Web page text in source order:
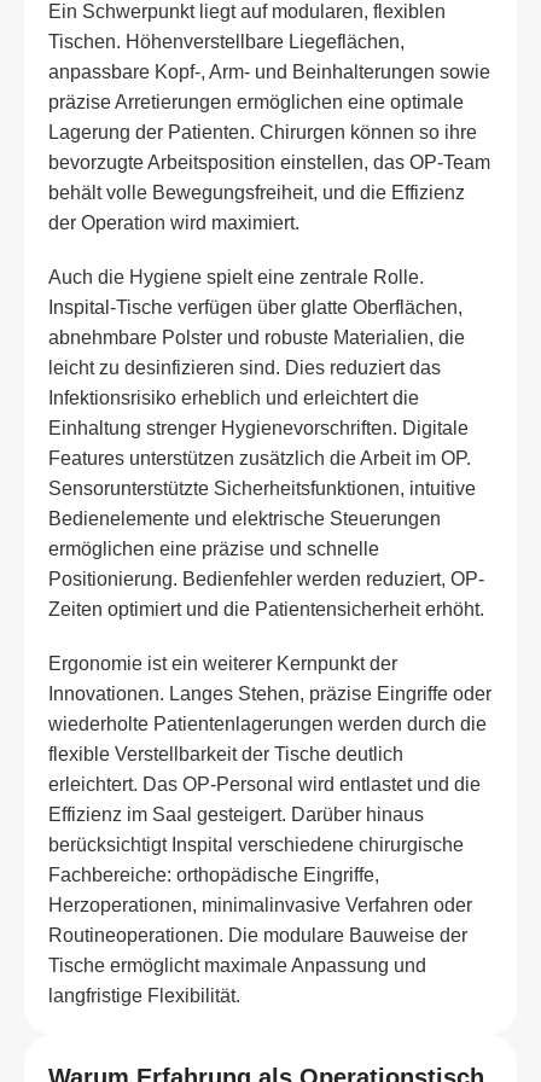
Ein Schwerpunkt liegt auf modularen, flexiblen
Tischen. Höhenverstellbare Liegeflächen,
anpassbare Kopf-, Arm- und Beinhalterungen sowie
präzise Arretierungen ermöglichen eine optimale
Lagerung der Patienten. Chirurgen können so ihre
bevorzugte Arbeitsposition einstellen, das OP-Team
behält volle Bewegungsfreiheit, und die Effizienz
der Operation wird maximiert.
Auch die Hygiene spielt eine zentrale Rolle.
Inspital-Tische verfügen über glatte Oberflächen,
abnehmbare Polster und robuste Materialien, die
leicht zu desinfizieren sind. Dies reduziert das
Infektionsrisiko erheblich und erleichtert die
Einhaltung strenger Hygienevorschriften. Digitale
Features unterstützen zusätzlich die Arbeit im OP.
Sensorunterstützte Sicherheitsfunktionen, intuitive
Bedienelemente und elektrische Steuerungen
ermöglichen eine präzise und schnelle
Positionierung. Bedienfehler werden reduziert, OP-
Zeiten optimiert und die Patientensicherheit erhöht.
Ergonomie ist ein weiterer Kernpunkt der
Innovationen. Langes Stehen, präzise Eingriffe oder
wiederholte Patientenlagerungen werden durch die
flexible Verstellbarkeit der Tische deutlich
erleichtert. Das OP-Personal wird entlastet und die
Effizienz im Saal gesteigert. Darüber hinaus
berücksichtigt Inspital verschiedene chirurgische
Fachbereiche: orthopädische Eingriffe,
Herzoperationen, minimalinvasive Verfahren oder
Routineoperationen. Die modulare Bauweise der
Tische ermöglicht maximale Anpassung und
langfristige Flexibilität.